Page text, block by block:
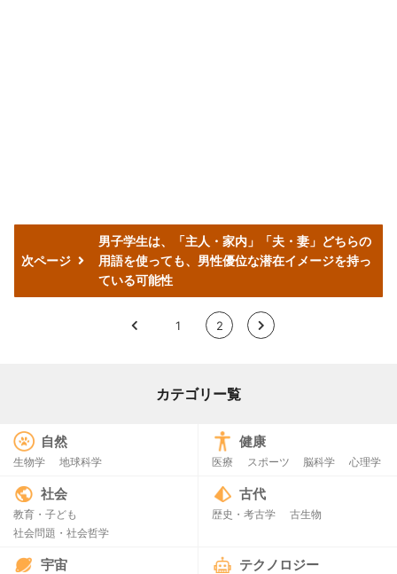
次ページ
男子学生は、「主人・家内」「夫・妻」どちらの
用語を使っても、男性優位な潜在イメージを持っ
ている可能性
< 1 2 >
カテゴリー覧
自然
生物学 地球科学
健康
医療 スポーツ 脳科学 心理学
社会
教育・子ども
社会問題・社会哲学
古代
歴史・考古学 古生物
宇宙 テクノロジー